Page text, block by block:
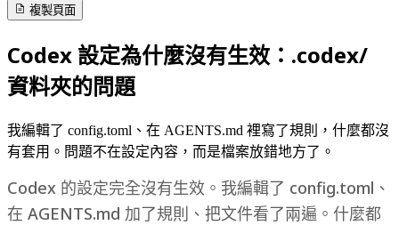
複製頁面
Codex 設定為什麼沒有生效：.codex/
資料夾的問題
我編輯了 config.toml、在 AGENTS.md 裡寫了規則，什麼都沒
有套用。問題不在設定內容，而是檔案放錯地方了。
Codex 的設定完全沒有生效。我編輯了 config.toml、
在 AGENTS.md 加了規則、把文件看了兩遍。什麼都